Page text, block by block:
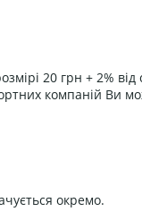
20 грн + 2% від
компаній Ви
окремо.